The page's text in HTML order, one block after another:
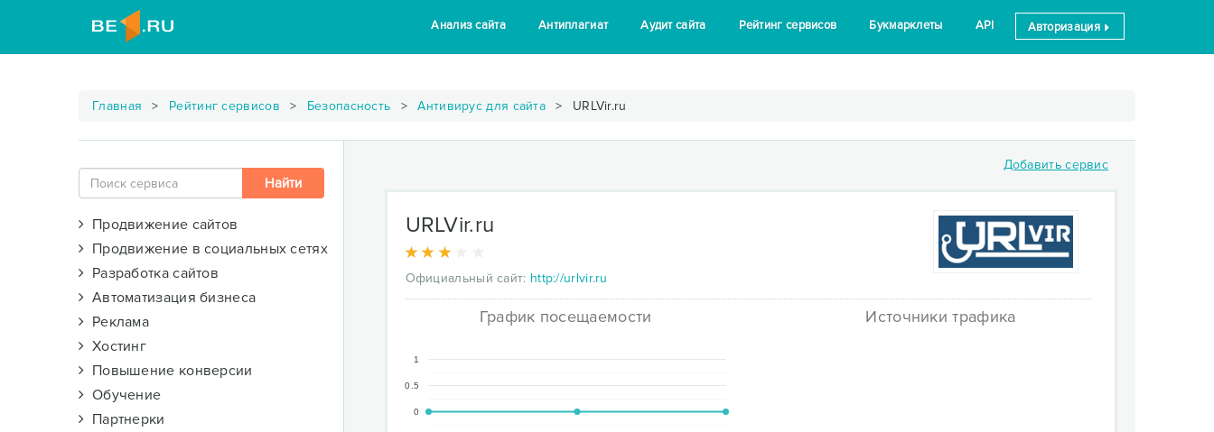
Анализ сайта Антиплагиат Аудит сайта Рейтинг сервисов Букмарклеты API Авторизация
Главная Рейтинг сервисов Безопасность Антивирус для сайта URLVir.ru
Продвижение сайтов
Продвижение в социальных сетях
Разработка сайтов
Автоматизация бизнеса
Реклама
Хостинг
Повышение конверсии
Обучение
Партнерки
Добавить сервис
URLVir.ru
Официальный сайт: http://urlvir.ru
График посещаемости
0
0.5
1
Источники трафика